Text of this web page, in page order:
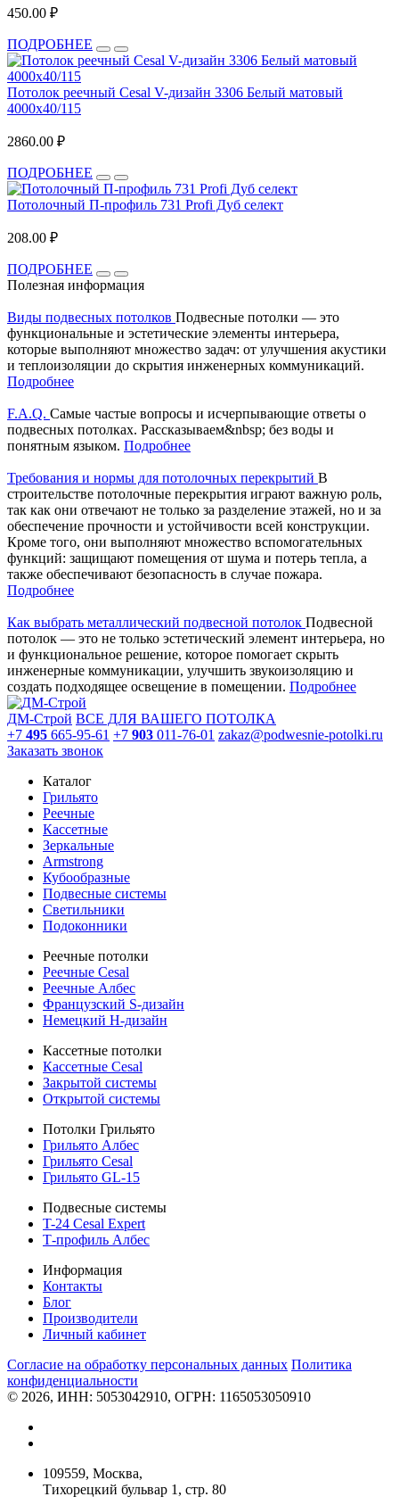
450.00 ₽
ПОДРОБНЕЕ
Потолок реечный Cesal V-дизайн 3306 Белый матовый
4000х40/115
2860.00 ₽
ПОДРОБНЕЕ
Потолочный П-профиль 731 Profi Дуб селект
208.00 ₽
ПОДРОБНЕЕ
Полезная информация
Виды подвесных потолков Подвесные потолки — это
функциональные и эстетические элементы интерьера,
которые выполняют множество задач: от улучшения акустики
и теплоизоляции до скрытия инженерных коммуникаций.
Подробнее
F.A.Q. Самые частые вопросы и исчерпывающие ответы о
подвесных потолках. Рассказываем&nbsp; без воды и
понятным языком. Подробнее
Требования и нормы для потолочных перекрытий В
строительстве потолочные перекрытия играют важную роль,
так как они отвечают не только за разделение этажей, но и за
обеспечение прочности и устойчивости всей конструкции.
Кроме того, они выполняют множество вспомогательных
функций: защищают помещения от шума и потерь тепла, а
также обеспечивают безопасность в случае пожара.
Подробнее
Как выбрать металлический подвесной потолок Подвесной
потолок — это не только эстетический элемент интерьера, но
и функциональное решение, которое помогает скрыть
инженерные коммуникации, улучшить звукоизоляцию и
создать подходящее освещение в помещении. Подробнее
ДМ-Строй ВСЕ ДЛЯ ВАШЕГО ПОТОЛКА
+7 495 665-95-61 +7 903 011-76-01 zakaz@podwesnie-potolki.ru
Заказать звонок
Каталог
Грильято
Реечные
Кассетные
Зеркальные
Armstrong
Кубообразные
Подвесные системы
Светильники
Подоконники
Реечные потолки
Реечные Cesal
Реечные Албес
Французский S-дизайн
Немецкий H-дизайн
Кассетные потолки
Кассетные Cesal
Закрытой системы
Открытой системы
Потолки Грильято
Грильято Албес
Грильято Cesal
Грильято GL-15
Подвесные системы
T-24 Cesal Expert
Т-профиль Албес
Информация
Контакты
Блог
Производители
Личный кабинет
Согласие на обработку персональных данных Политикa
конфиденциальности
© 2026, ИНН: 5053042910, ОГРН: 1165053050910
109559, Москва,
Тихорецкий бульвар 1, стр. 80